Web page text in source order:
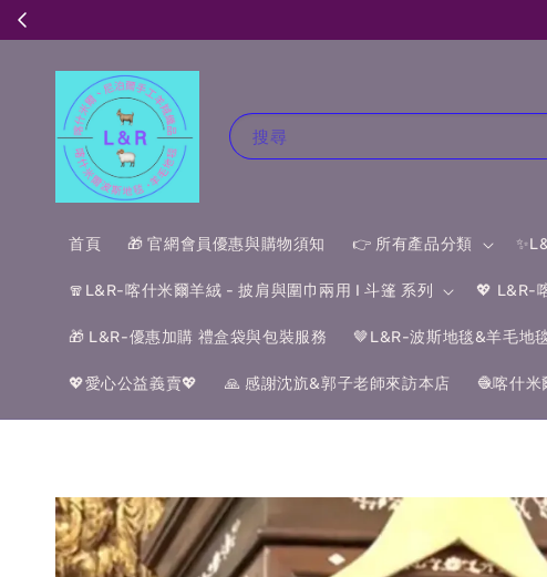
搜尋
首頁 🎁 官網會員優惠與購物須知 👉 所有產品分類
🧣L&R-喀什米爾羊絨 - 披肩與圍巾兩用 I 斗篷 系列 💖 L&R-
🎁 L&R-優惠加購 禮盒袋與包裝服務 🤎L&R-波斯地毯&羊毛地
💖愛心公益義賣💖 🙏 感謝沈斻&郭子老師來訪本店 🧶喀什米